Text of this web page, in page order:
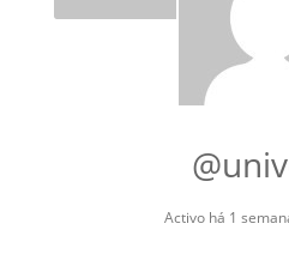
Activo há 1